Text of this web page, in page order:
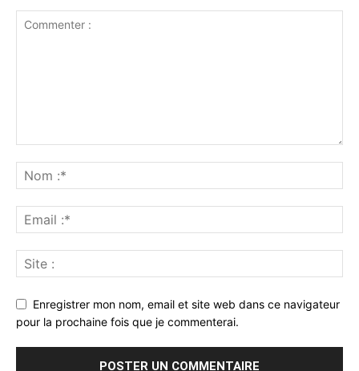
Enregistrer mon nom, email et site web dans ce navigateur
pour la prochaine fois que je commenterai.